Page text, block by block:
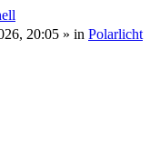
20:05 » in Polarlicht